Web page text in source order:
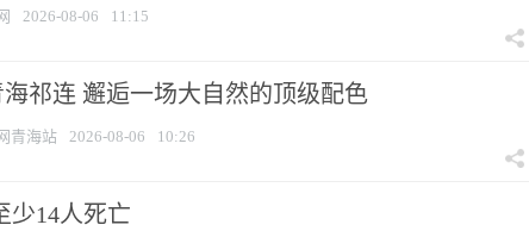
2026-08-06 11:15
祁连 邂逅一场大自然的顶级配色
青海站 2026-08-06 10:26
少14人死亡